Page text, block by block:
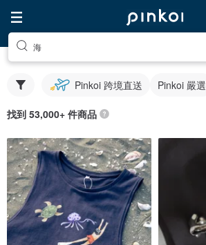
海
Pinkoi 跨境直送 Pinkoi 嚴選
找到 53,000+ 件商品